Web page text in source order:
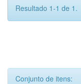
Resultado 1-1 de 1.
Conjunto de itens: